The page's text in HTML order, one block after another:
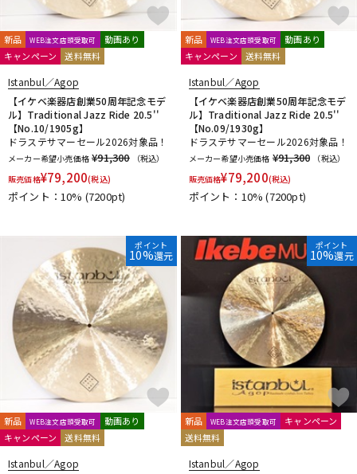
新品 WEB注文店頭受取可
動画あり
キャンペーン
送料無料
Istanbul／Agop
【イケベ楽器店創業50周年記念モデ
ル】Traditional Jazz Ride 20.5''
【No.10/1905g】
ドラステサマーセール2026対象品！
メーカー希望小売価格 ¥91,300
（税込）
販売価格¥79,200(税込)
ポイント：10% (7200pt)
新品 WEB注文店頭受取可
動画あり
キャンペーン
送料無料
Istanbul／Agop
【イケベ楽器店創業50周年記念モデ
ル】Traditional Jazz Ride 20.5''
【No.09/1930g】
ドラステサマーセール2026対象品！
メーカー希望小売価格 ¥91,300
（税込）
販売価格¥79,200(税込)
ポイント：10%(7200pt)
ポイント
10%還元
新品 WEB注文店頭受取可
動画あり
キャンペーン
送料無料
Istanbul／Agop
ポイント
10%還元
新品 WEB注文店頭受取可
キャンペーン
送料無料
Istanbul／Agop